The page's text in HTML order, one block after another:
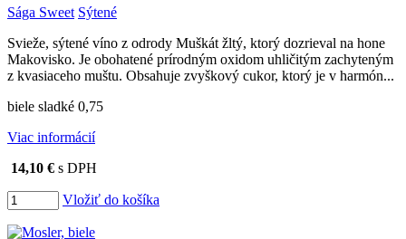
Sága Sweet Sýtené
Svieže, sýtené víno z odrody Muškát žltý, ktorý dozrieval na hone
Makovisko. Je obohatené prírodným oxidom uhličitým zachyteným
z kvasiaceho muštu. Obsahuje zvyškový cukor, ktorý je v harmón...
biele sladké 0,75
Viac informácií
14,10 € s DPH
Vložiť do košíka